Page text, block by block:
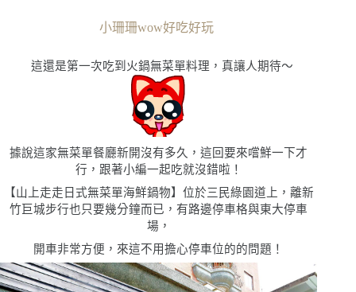
小珊珊wow好吃好玩
這還是第一次吃到火鍋無菜單料理，真讓人期待〜
據說這家無菜單餐廳新開沒有多久，這回要來嚐鮮一下才
行，跟著小編一起吃就沒錯啦！
【山上走走日式無菜單海鮮鍋物】位於三民綠園道上，離新
竹巨城步行也只要幾分鐘而已，有路邊停車格與東大停車
場，
開車非常方便，來這不用擔心停車位的的問題！